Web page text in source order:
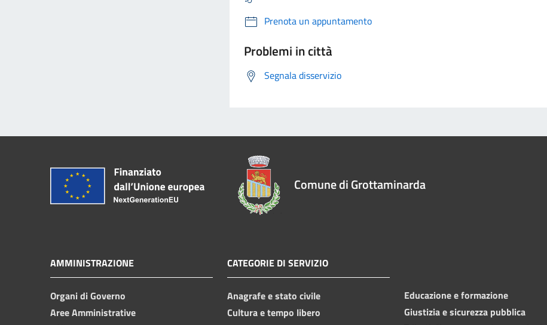
Prenota un appuntamento
Problemi in città
Segnala disservizio
Comune di Grottaminarda
AMMINISTRAZIONE
Organi di Governo
Aree Amministrative
CATEGORIE DI SERVIZIO
Anagrafe e stato civile
Cultura e tempo libero
Educazione e formazione
Giustizia e sicurezza pubblica